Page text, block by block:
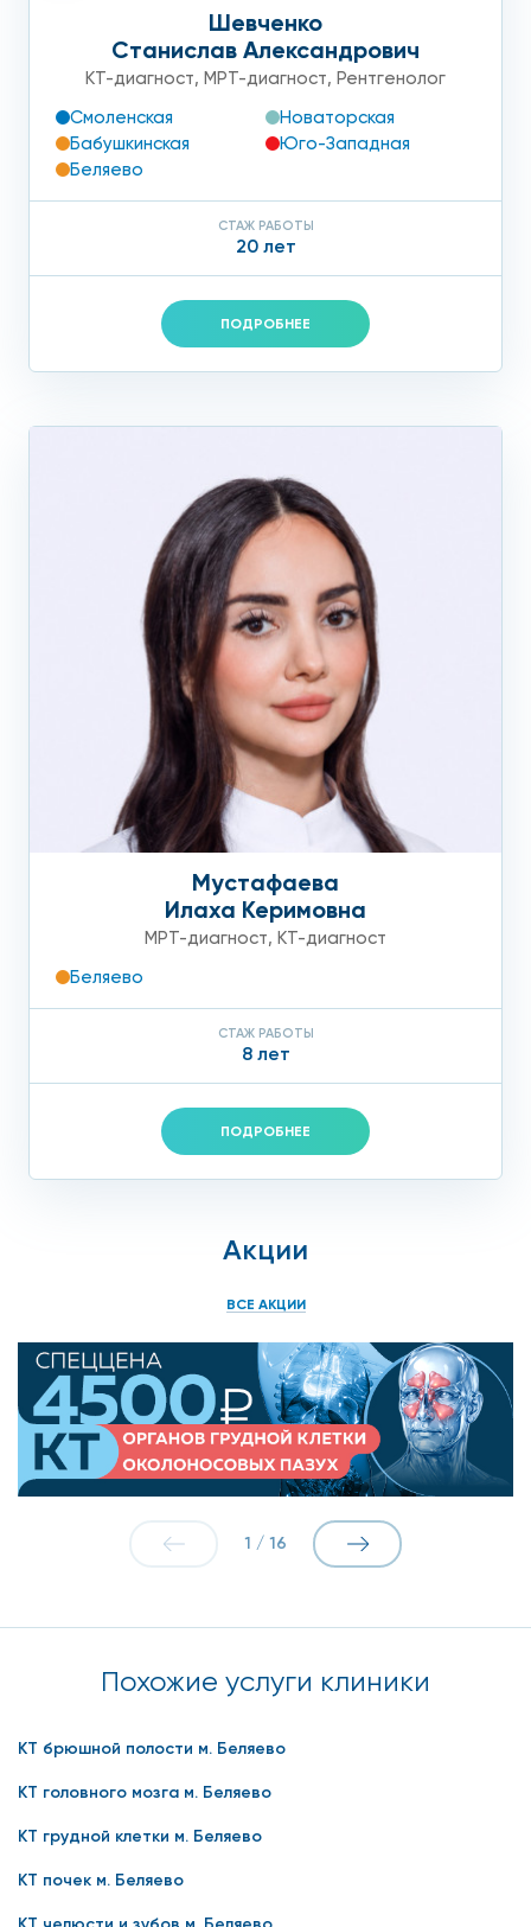
Шевченко
Станислав Александрович
КТ-диагност, МРТ-диагност, Рентгенолог
Смоленская
Новаторская
Бабушкинская
Юго-Западная
Беляево
СТАЖ РАБОТЫ
20 лет
ПОДРОБНЕЕ
Мустафаева
Илаха Керимовна
МРТ-диагност, КТ-диагност
Беляево
СТАЖ РАБОТЫ
8 лет
ПОДРОБНЕЕ
Акции
ВСЕ АКЦИИ
1 / 16
Похожие услуги клиники
КТ брюшной полости м. Беляево
КТ головного мозга м. Беляево
КТ грудной клетки м. Беляево
КТ почек м. Беляево